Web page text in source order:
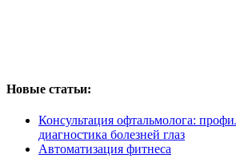
Новые статьи:
Консультация офтальмолога:
диагностика болезней глаз
Автоматизация фитнеса